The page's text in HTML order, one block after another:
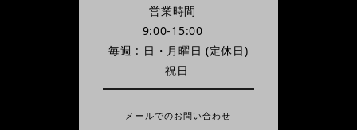
営業時間
9:00-15:00
毎週 : 日・月曜日 (定休日)
祝日
メールでのお問い合わせ